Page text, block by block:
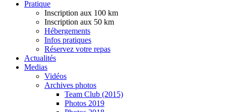
Pratique
Inscription aux 100 km
Inscription aux 50 km
Hébergements
Infos pratiques
Réservez votre repas
Actualités
Medias
Vidéos
Archives photos
Team Club (2015)
Photos 2019